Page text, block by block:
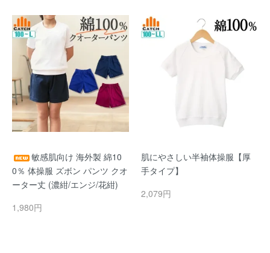
敏感肌向け 海外製 綿10
0％ 体操服 ズボン パンツ クオ
ーター丈 (濃紺/エンジ/花紺)
1,980円
肌にやさしい半袖体操服【厚
手タイプ】
2,079円